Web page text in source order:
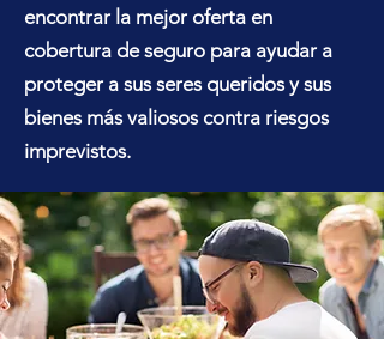
encontrar la mejor oferta en
cobertura de seguro para ayudar a
proteger a sus seres queridos y sus
bienes más valiosos contra riesgos
imprevistos.